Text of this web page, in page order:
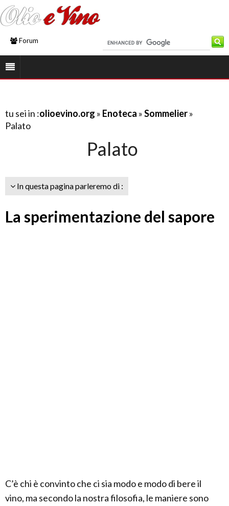
Forum
tu sei in :olioevino.org » Enoteca »Sommelier»
Palato
Palato
In questa pagina parleremo di :
La sperimentazione del sapore
C’è chi è convinto che ci sia modo e modo di bere il
vino, ma secondo la nostra filosofia, le maniere sono